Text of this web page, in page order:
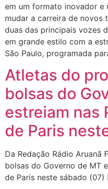
em um formato inovador e
mudar a carreira de novos
duas das principais vozes
em grande estilo com a
São Paulo, programada
Atletas do
bolsas do
estreiam nas
de Paris
Da Redação Rádio Aruanã
bolsas do Governo de MT
de Paris neste sábado (07)